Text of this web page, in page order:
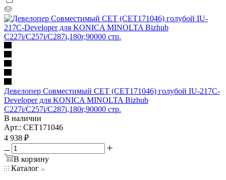
Девелопер Совместимый CET (CET171046) голубой IU-217C-
Developer для KONICA MINOLTA Bizhub
C227i/C257i/C287i,180г,90000 стр.
В наличии
Арт.: CET171046
4 938 ₽
В корзину
Каталог